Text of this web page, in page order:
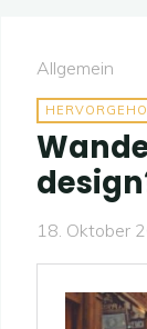
Allgemein
18. Oktober